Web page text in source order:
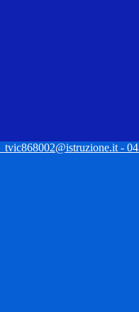
tvic868002@istruzione.it -